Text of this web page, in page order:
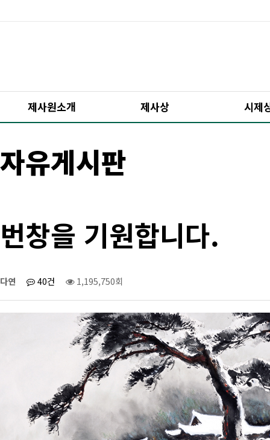
제사원소개 제사상 시제
자유게시판
번창을 기원합니다.
다연 40건 1,195,750회